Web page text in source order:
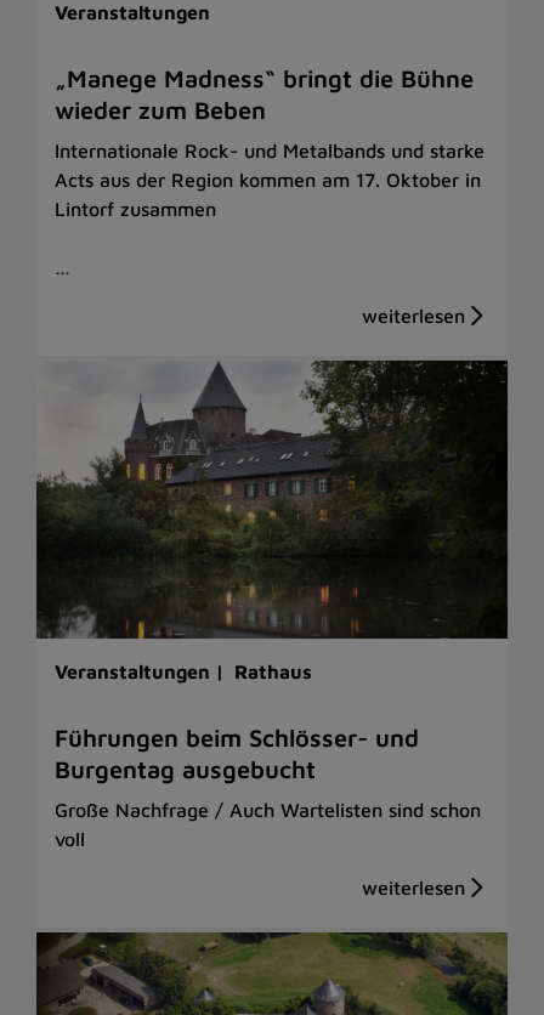
Veranstaltungen
„Manege Madness“ bringt die Bühne
wieder zum Beben
Internationale Rock- und Metalbands und starke
Acts aus der Region kommen am 17. Oktober in
Lintorf zusammen
…
Veranstaltungen | Rathaus
Führungen beim Schlösser- und
Burgentag ausgebucht
Große Nachfrage / Auch Wartelisten sind schon
voll